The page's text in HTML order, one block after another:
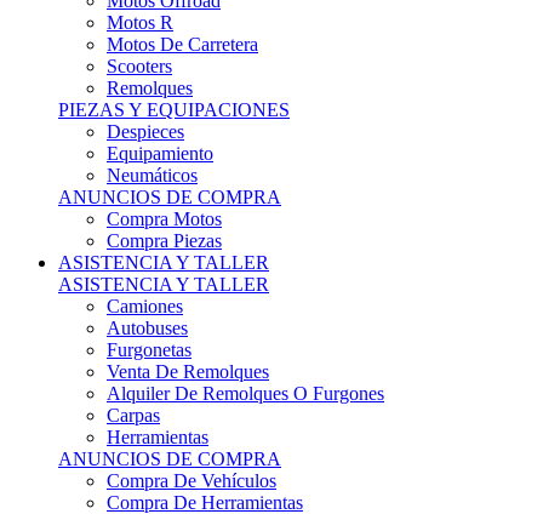
Motos R
Motos De Carretera
Scooters
Remolques
PIEZAS Y EQUIPACIONES
Despieces
Equipamiento
Neumáticos
ANUNCIOS DE COMPRA
Compra Motos
Compra Piezas
ASISTENCIA Y TALLER
ASISTENCIA Y TALLER
Camiones
Autobuses
Furgonetas
Venta De Remolques
Alquiler De Remolques O Furgones
Carpas
Herramientas
ANUNCIOS DE COMPRA
Compra De Vehículos
Compra De Herramientas